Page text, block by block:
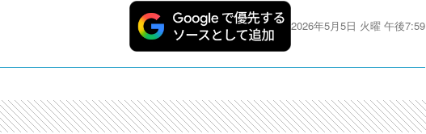
2026年5月5日 火曜 午後7:59